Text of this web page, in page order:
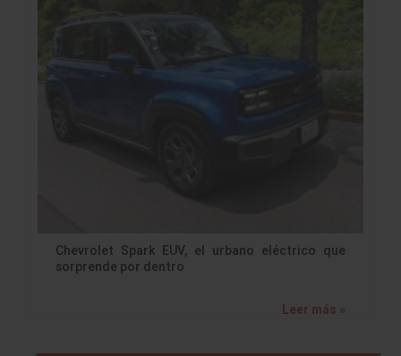
Chevrolet Spark EUV, el urbano eléctrico que
sorprende por dentro
Leer más »